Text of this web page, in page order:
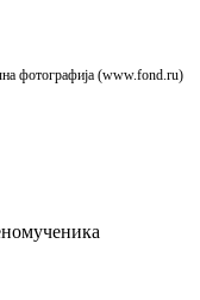
фотографија (www.fond.ru)